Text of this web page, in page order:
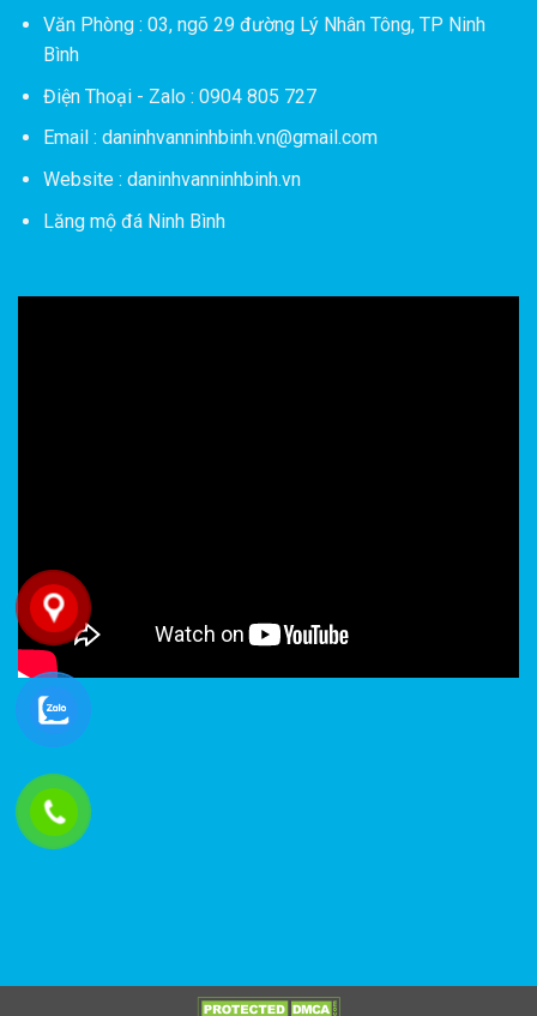
Văn Phòng : 03, ngõ 29 đường Lý Nhân Tông, TP Ninh
Bình
Điện Thoại - Zalo : 0904 805 727
Email : daninhvanninhbinh.vn@gmail.com
Website : daninhvanninhbinh.vn
Lăng mộ đá Ninh Bình